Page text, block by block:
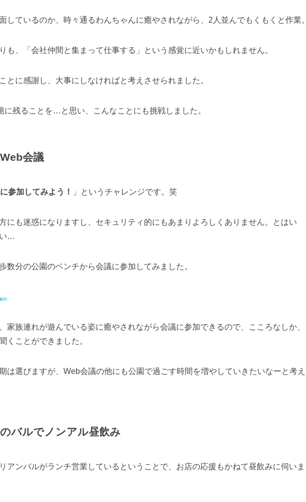
しているのか、時々通るわんちゃんに癒やされながら、2人並んでもくもくと作業。
も、「会社仲間と集まって仕事する」という感覚に近いかもしれません。
とに感謝し、大事にしなければと考えさせられました。
に残ることを…と思い、こんなことにも挑戦しました。
会議
参加してみよう！ 」というチャレンジです。笑
にも迷惑になりますし、セキュリティ的にもあまりよろしくありません。とはい
…
数分の公園のベンチから会議に参加してみました。
家族連れが遊んでいる姿に癒やされながら会議に参加できるので、こころなしか、
くことができました。
は選びますが、Web会議の他にも公園で過ごす時間を増やしていきたいなーと考え
バルでノンアル昼飲み
アンバルがランチ営業しているということで、お店の応援もかねて昼飲みに伺いま